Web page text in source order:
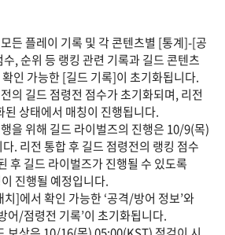
든 플레이 기록 및 각 콘텐츠별 [통계]-[공
, 순위 등 랭킹 관련 기록과 길드 콘텐츠
인 가능한 [길드 기록]이 초기화됩니다.
의 길드 점령전 점수가 초기화되며, 리전
상태에서 매칭이 진행됩니다.
을 위해 길드 라이벌즈의 진행은 10/9(목)
. 리전 통합 후 길드 점령전의 랭킹 점수
후 길드 라이벌즈가 진행될 수 있도록
진행될 예정입니다.
]에서 확인 가능한 ‘공격/방어 정보’와
어/점령전 기록’이 초기화됩니다.